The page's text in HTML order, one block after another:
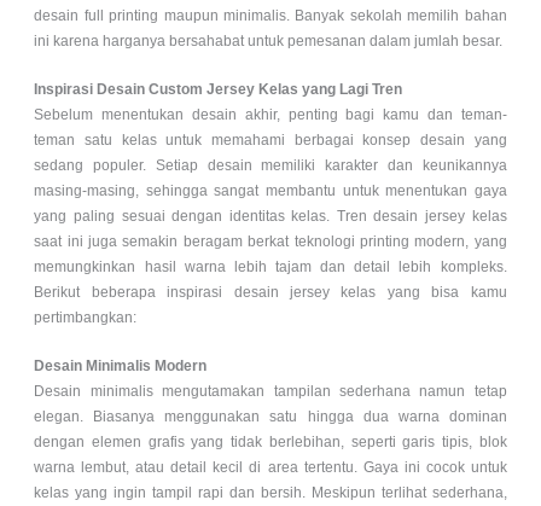
desain full printing maupun minimalis. Banyak sekolah memilih bahan
ini karena harganya bersahabat untuk pemesanan dalam jumlah besar.
Inspirasi Desain Custom Jersey Kelas yang Lagi Tren
Sebelum menentukan desain akhir, penting bagi kamu dan teman-
teman satu kelas untuk memahami berbagai konsep desain yang
sedang populer. Setiap desain memiliki karakter dan keunikannya
masing-masing, sehingga sangat membantu untuk menentukan gaya
yang paling sesuai dengan identitas kelas. Tren desain jersey kelas
saat ini juga semakin beragam berkat teknologi printing modern, yang
memungkinkan hasil warna lebih tajam dan detail lebih kompleks.
Berikut beberapa inspirasi desain jersey kelas yang bisa kamu
pertimbangkan:
Desain Minimalis Modern
Desain minimalis mengutamakan tampilan sederhana namun tetap
elegan. Biasanya menggunakan satu hingga dua warna dominan
dengan elemen grafis yang tidak berlebihan, seperti garis tipis, blok
warna lembut, atau detail kecil di area tertentu. Gaya ini cocok untuk
kelas yang ingin tampil rapi dan bersih. Meskipun terlihat sederhana,